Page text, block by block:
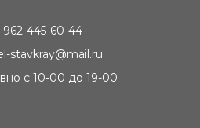
962-445-60-44
stavkray@mail.ru
с 10-00 до 19-00